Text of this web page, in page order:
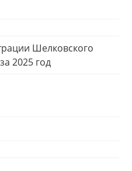
Шелковского
2025 год